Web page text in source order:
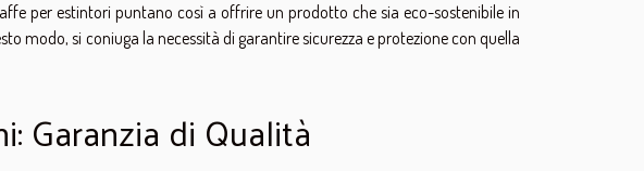
per estintori puntano così a offrire un prodotto che sia eco-sostenibile in
modo, si coniuga la necessità di garantire sicurezza e protezione con quella
Garanzia di Qualità